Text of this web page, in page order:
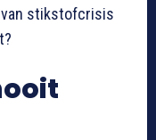
stikstofcrisis